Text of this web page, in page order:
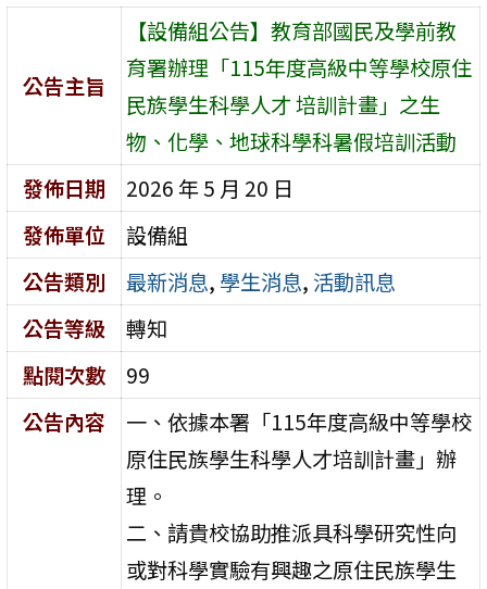
公告主旨
【設備組公告】教育部國民及學前教
育署辦理「115年度高級中等學校原住
民族學生科學人才 培訓計畫」之生
物、化學、地球科學科暑假培訓活動
發佈日期
2026 年 5 月 20 日
發佈單位
設備組
公告類別
最新消息, 學生消息, 活動訊息
公告等級
轉知
點閱次數
99
公告內容
一、依據本署「115年度高級中等學校
原住民族學生科學人才培訓計畫」辦
理。
二、請貴校協助推派具科學研究性向
或對科學實驗有興趣之原住民族學生